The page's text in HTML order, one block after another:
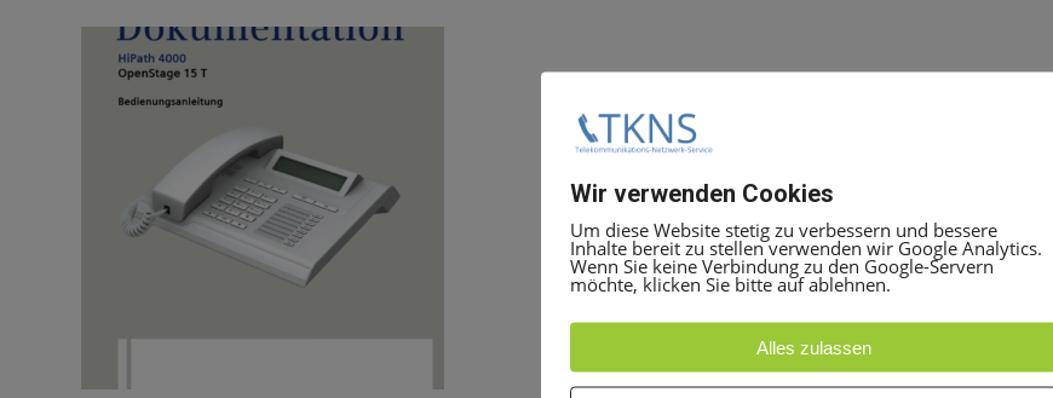
Wir verwenden Cookies
Um diese Website stetig zu verbessern und bessere
Inhalte bereit zu stellen verwenden wir Google Analytics.
Wenn Sie keine Verbindung zu den Google-Servern
möchte, klicken Sie bitte auf ablehnen.
Alles zulassen